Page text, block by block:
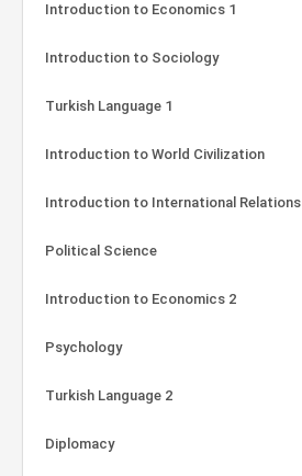
Introduction to Economics 1
Introduction to Sociology
Turkish Language 1
Introduction to World Civilization
Introduction to International Relations
Political Science
Introduction to Economics 2
Psychology
Turkish Language 2
Diplomacy